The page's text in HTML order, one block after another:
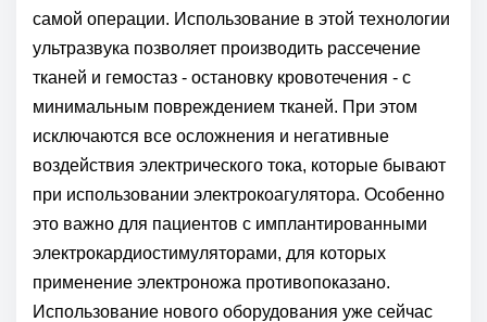
самой операции. Использование в этой технологии
ультразвука позволяет производить рассечение
тканей и гемостаз - остановку кровотечения - с
минимальным повреждением тканей. При этом
исключаются все осложнения и негативные
воздействия электрического тока, которые бывают
при использовании электрокоагулятора. Особенно
это важно для пациентов с имплантированными
электрокардиостимуляторами, для которых
применение электроножа противопоказано.
Использование нового оборудования уже сейчас